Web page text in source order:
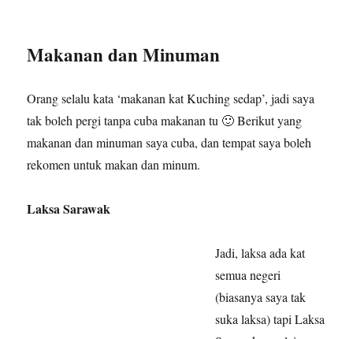
Makanan dan Minuman
Orang selalu kata ‘makanan kat Kuching sedap’, jadi saya
tak boleh pergi tanpa cuba makanan tu 🙂 Berikut yang
makanan dan minuman saya cuba, dan tempat saya boleh
rekomen untuk makan dan minum.
Laksa Sarawak
Jadi, laksa ada kat
semua negeri
(biasanya saya tak
suka laksa) tapi Laksa